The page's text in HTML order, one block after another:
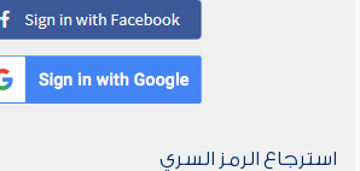
استرجاع الرمز السري